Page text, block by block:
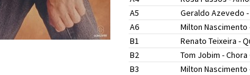
A5
Geraldo Azevedo -
A6
Milton
B1
Renato Teixeira -
B2
Tom Jobim -Chora
B3
Milton